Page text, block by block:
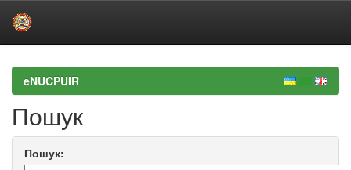
navigationeNUCPUIR
Пошук
Пошук: